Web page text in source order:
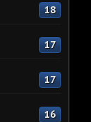
18
17
17
16